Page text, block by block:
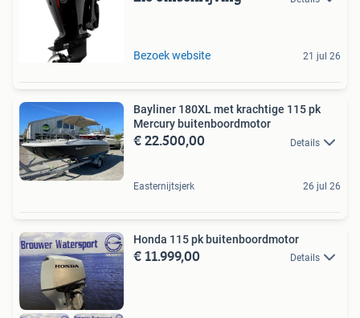
Bezoek website 21 jul 26
Bayliner 180XL met krachtige 115 pk
Mercury buitenboordmotor
€ 22.500,00 Details
Easternijtsjerk 26 jul 26
Honda 115 pk buitenboordmotor
€ 11.999,00 Details